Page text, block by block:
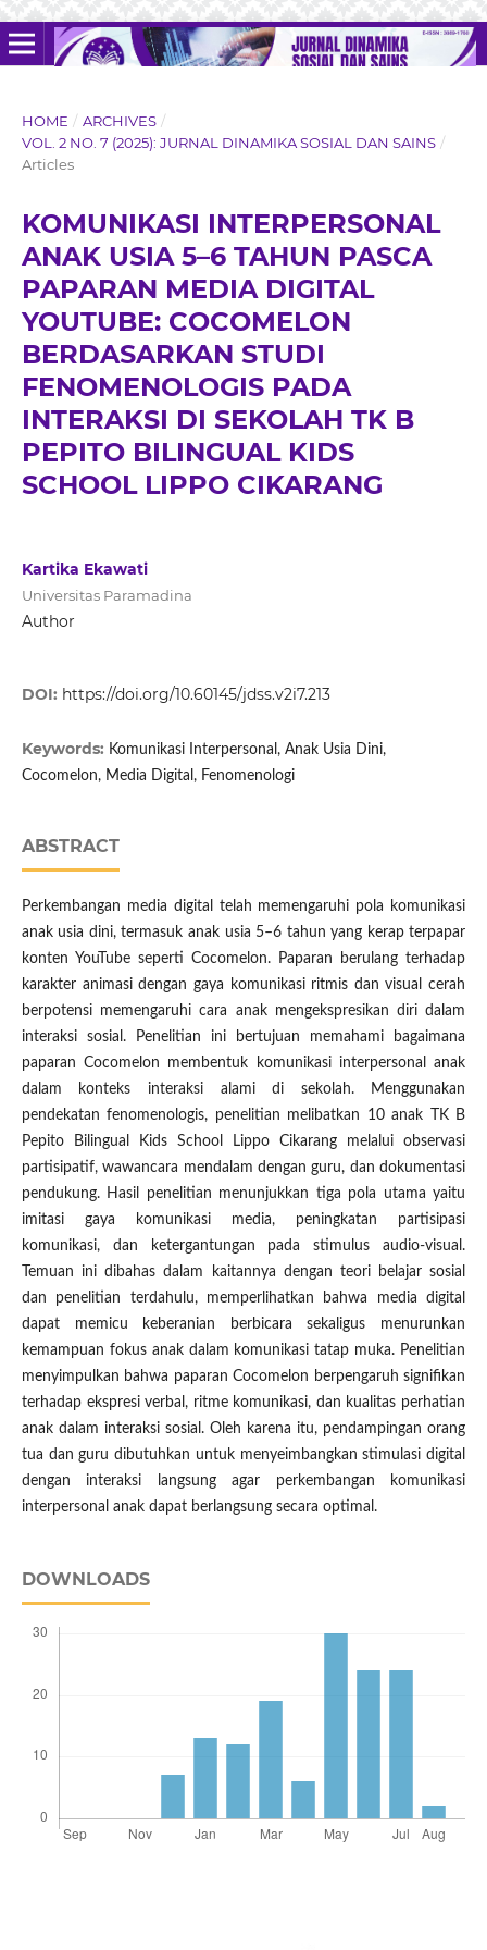
HOME / ARCHIVES /
VOL. 2 NO. 7 (2025): JURNAL DINAMIKA SOSIAL DAN SAINS /
Articles
KOMUNIKASI INTERPERSONAL
ANAK USIA 5–6 TAHUN PASCA
PAPARAN MEDIA DIGITAL
YOUTUBE: COCOMELON
BERDASARKAN STUDI
FENOMENOLOGIS PADA
INTERAKSI DI SEKOLAH TK B
PEPITO BILINGUAL KIDS
SCHOOL LIPPO CIKARANG
Kartika Ekawati
Universitas Paramadina
Author
DOI: https://doi.org/10.60145/jdss.v2i7.213
Keywords: Komunikasi Interpersonal, Anak Usia Dini,
Cocomelon, Media Digital, Fenomenologi
ABSTRACT
Perkembangan media digital telah memengaruhi pola komunikasi
anak usia dini, termasuk anak usia 5–6 tahun yang kerap terpapar
konten YouTube seperti Cocomelon. Paparan berulang terhadap
karakter animasi dengan gaya komunikasi ritmis dan visual cerah
berpotensi memengaruhi cara anak mengekspresikan diri dalam
interaksi sosial. Penelitian ini bertujuan memahami bagaimana
paparan Cocomelon membentuk komunikasi interpersonal anak
dalam konteks interaksi alami di sekolah. Menggunakan
pendekatan fenomenologis, penelitian melibatkan 10 anak TK B
Pepito Bilingual Kids School Lippo Cikarang melalui observasi
partisipatif, wawancara mendalam dengan guru, dan dokumentasi
pendukung. Hasil penelitian menunjukkan tiga pola utama yaitu
imitasi gaya komunikasi media, peningkatan partisipasi
komunikasi, dan ketergantungan pada stimulus audio-visual.
Temuan ini dibahas dalam kaitannya dengan teori belajar sosial
dan penelitian terdahulu, memperlihatkan bahwa media digital
dapat memicu keberanian berbicara sekaligus menurunkan
kemampuan fokus anak dalam komunikasi tatap muka. Penelitian
menyimpulkan bahwa paparan Cocomelon berpengaruh signifikan
terhadap ekspresi verbal, ritme komunikasi, dan kualitas perhatian
anak dalam interaksi sosial. Oleh karena itu, pendampingan orang
tua dan guru dibutuhkan untuk menyeimbangkan stimulasi digital
dengan interaksi langsung agar perkembangan komunikasi
interpersonal anak dapat berlangsung secara optimal.
DOWNLOADS